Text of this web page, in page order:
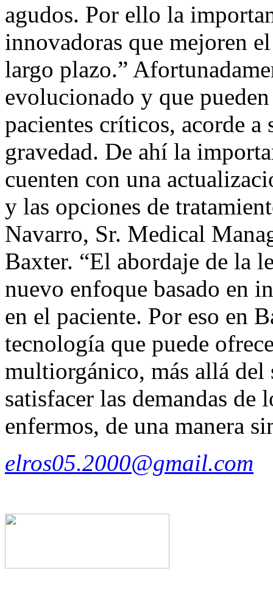
agudos. Por ello la
innovadoras que mejoren
largo plazo.”
evolucionado y que
pacientes críticos, acorde a
gravedad. De ahí la
cuenten con una
y las opciones de
Navarro, Sr. Medical
Baxter. “El abordaje de la
nuevo enfoque basado en
en el paciente. Por eso en
tecnología que puede
multiorgánico, más allá del
satisfacer las demandas de
enfermos, de una manera
elros05.2000@gmail.com